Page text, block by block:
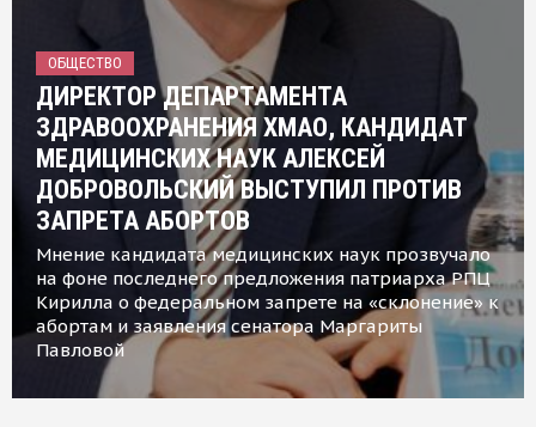
ОБЩЕСТВО
ДИРЕКТОР ДЕПАРТАМЕНТА
ЗДРАВООХРАНЕНИЯ ХМАО, КАНДИДАТ
МЕДИЦИНСКИХ НАУК АЛЕКСЕЙ
ДОБРОВОЛЬСКИЙ ВЫСТУПИЛ ПРОТИВ
ЗАПРЕТА АБОРТОВ
Мнение кандидата медицинских наук прозвучало
на фоне последнего предложения патриарха РПЦ
Кирилла о федеральном запрете на «склонение» к
абортам и заявления сенатора Маргариты
Павловой